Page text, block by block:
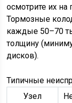
осмотрите их
Тормозные
каждые 50–70
толщину
дисков).
Типичные
Узел